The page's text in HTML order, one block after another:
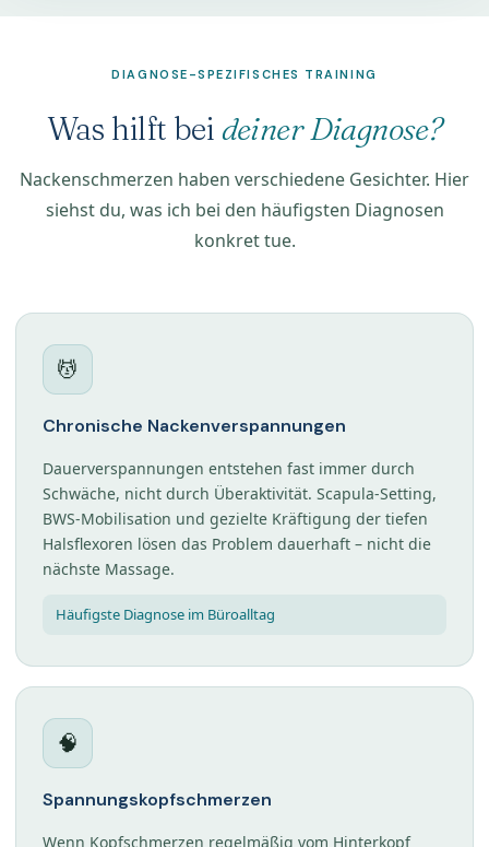
DIAGNOSE-SPEZIFISCHES TRAINING
Was hilft bei deiner Diagnose?
Nackenschmerzen haben verschiedene Gesichter. Hier
siehst du, was ich bei den häufigsten Diagnosen
konkret tue.
💆
Chronische Nackenverspannungen
Dauerverspannungen entstehen fast immer durch
Schwäche, nicht durch Überaktivität. Scapula-Setting,
BWS-Mobilisation und gezielte Kräftigung der tiefen
Halsflexoren lösen das Problem dauerhaft – nicht die
nächste Massage.
Häufigste Diagnose im Büroalltag
🧠
Spannungskopfschmerzen
Wenn Kopfschmerzen regelmäßig vom Hinterkopf